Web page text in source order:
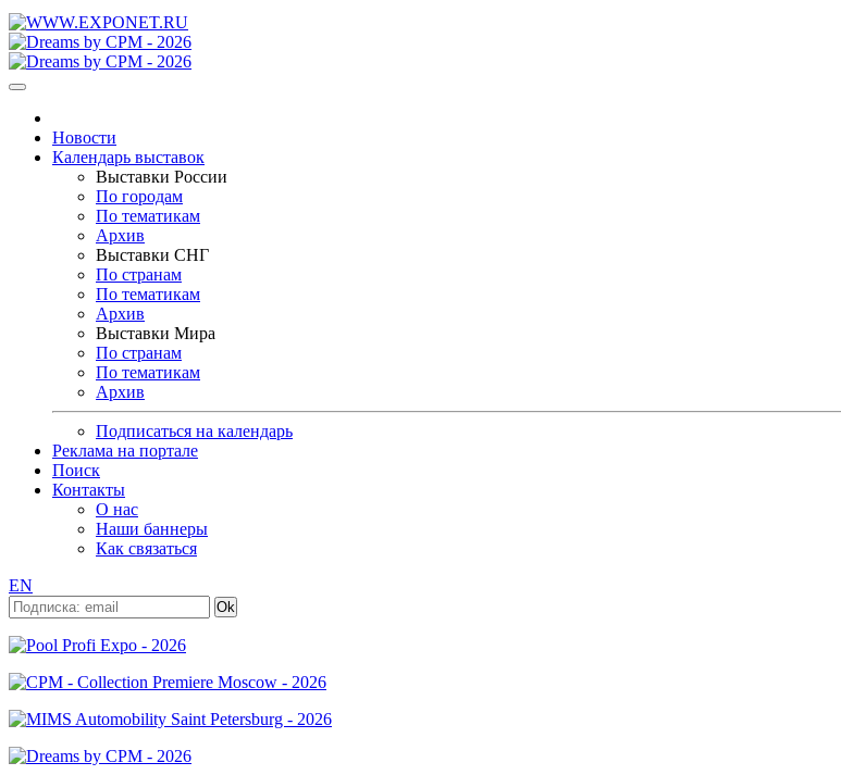
Новости
Календарь выставок
Выставки России
По городам
По тематикам
Архив
Выставки СНГ
По странам
По тематикам
Архив
Выставки Мира
По странам
По тематикам
Архив
Подписаться на календарь
Реклама на портале
Поиск
Контакты
О нас
Наши баннеры
Как связаться
EN